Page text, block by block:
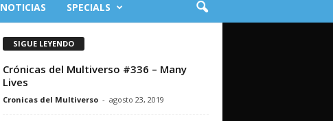
NOTICIAS SPECIALS
SIGUE LEYENDO
Crónicas del Multiverso #336 – Many
Lives
Cronicas del Multiverso - agosto 23, 2019